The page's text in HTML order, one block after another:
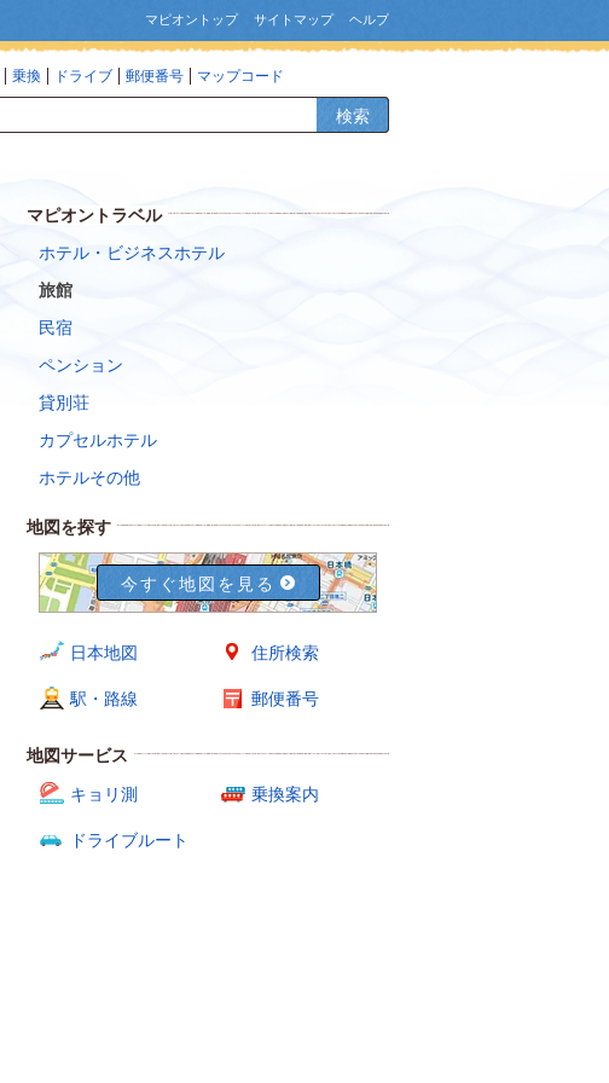
マピオントップ サイトマップ ヘルプ
乗換 ドライブ 郵便番号 マップコード
検索
マピオントラベル
ホテル・ビジネスホテル
旅館
民宿
ペンション
貸別荘
カプセルホテル
ホテルその他
地図を探す
今すぐ地図を見る
日本地図 住所検索
駅・路線 郵便番号
地図サービス
キョリ測
乗換案内
ドライブルート